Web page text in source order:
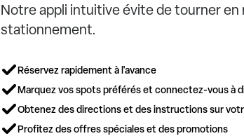
Notre appli intuitive évite de tourner en
stationnement.
Réservez rapidement à l'avance
Marquez vos spots préférés et connectez-vous à
Obtenez des directions et des instructions sur
Profitez des offres spéciales et des promotions